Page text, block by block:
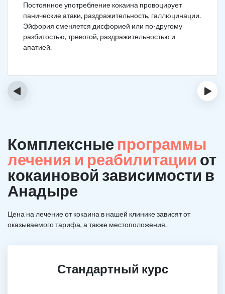
Постоянное употребление кокаина провоцирует
панические атаки, раздражительность, галлюцинации.
Эйфория сменяется дисфорией или по-другому
разбитостью, тревогой, раздражительностью и
апатией.
‹ ›
Комплексные программы
лечения и реабилитации от
кокаиновой зависимости в
Анадыре
Цена на лечение от кокаина в нашей клинике зависят от
оказываемого тарифа, а также местоположения.
Стандартный курс